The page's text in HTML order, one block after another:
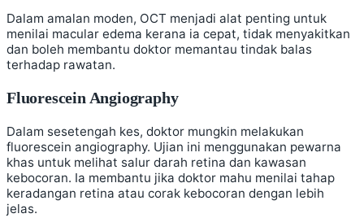
Dalam amalan moden, OCT menjadi alat penting untuk
menilai macular edema kerana ia cepat, tidak menyakitkan
dan boleh membantu doktor memantau tindak balas
terhadap rawatan.
Fluorescein Angiography
Dalam sesetengah kes, doktor mungkin melakukan
fluorescein angiography. Ujian ini menggunakan pewarna
khas untuk melihat salur darah retina dan kawasan
kebocoran. Ia membantu jika doktor mahu menilai tahap
keradangan retina atau corak kebocoran dengan lebih
jelas.